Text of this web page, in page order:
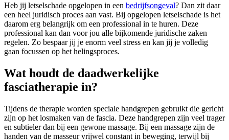
Heb jij letselschade opgelopen in een bedrijfsongeval? Dan zit daar
een heel juridisch proces aan vast. Bij opgelopen letselschade is het
daarom erg belangrijk om een professional in te huren. Deze
professional kan dan voor jou alle bijkomende juridische zaken
regelen. Zo bespaar jij je enorm veel stress en kan jij je volledig
gaan focussen op het helingsproces.
Wat houdt de daadwerkelijke
fasciatherapie in?
Tijdens de therapie worden speciale handgrepen gebruikt die gericht
zijn op het losmaken van de fascia. Deze handgrepen zijn veel trager
en subtieler dan bij een gewone massage. Bij een massage zijn de
handen van de masseur vrijwel constant in beweging, terwijl bij